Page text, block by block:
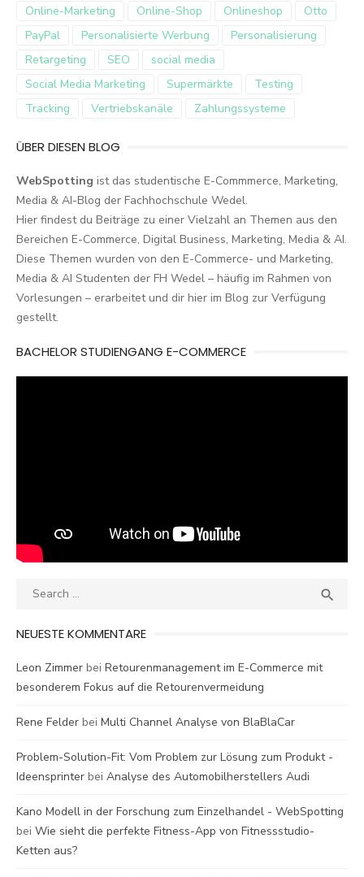
Online-Marketing
Online-Shop Onlineshop
Otto
PayPal
Personalisierte Werbung
Personalisierung
Retargeting
SEO
social media
Social Media Marketing
Supermärkte
Testing
Tracking
Vertriebskanäle Zahlungssysteme
ÜBER DIESEN BLOG
WebSpotting ist das studentische E-Commmerce, Marketing,
Media & AI-Blog der Fachhochschule Wedel.
Hier findest du Beiträge zu einer Vielzahl an Themen aus den
Bereichen E-Commerce, Digital Business, Marketing, Media & AI.
Diese Themen wurden von den E-Commerce- und Marketing,
Media & AI Studenten der FH Wedel – häufig im Rahmen von
Vorlesungen – erarbeitet und dir hier im Blog zur Verfügung
gestellt.
BACHELOR STUDIENGANG E-COMMERCE
Search

NEUESTE KOMMENTARE
Leon Zimmer bei Retourenmanagement im E-Commerce mit
besonderem Fokus auf die Retourenvermeidung
Rene Felder bei Multi Channel Analyse von BlaBlaCar
Problem-Solution-Fit: Vom Problem zur Lösung zum Produkt -
Ideensprinter bei Analyse des Automobilherstellers Audi
Kano Modell in der Forschung zum Einzelhandel - WebSpotting
bei Wie sieht die perfekte Fitness-App von Fitnessstudio-
Ketten aus?